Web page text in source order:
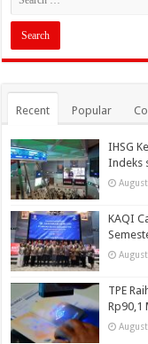
Recent Popular
IHSG
Indeks
KAQI
TPE
Rp90,1